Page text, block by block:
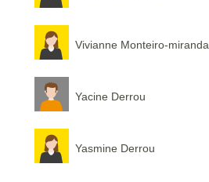
Vivianne Monteiro-miranda
Yacine Derrou
Yasmine Derrou